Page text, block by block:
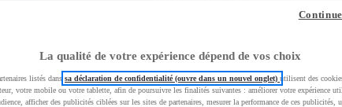
La qualité de votre expérience dépend de vos choix
listés dans sa déclaration de confidentialité (ouvre dans un nouvel onglet) utilisent des
votre mobile ou votre tablette, afin de poursuivre les finalités suivantes : améliorer votre expérience
afficher des publicités ciblées sur les sites de partenaires, mesurer la performance de ces publicités,